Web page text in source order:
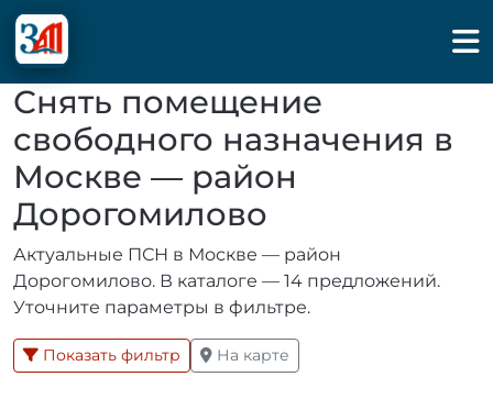
Снять помещение
свободного назначения в
Москве — район
Дорогомилово
Актуальные ПСН в Москве — район
Дорогомилово. В каталоге — 14 предложений.
Уточните параметры в фильтре.
Показать фильтр На карте